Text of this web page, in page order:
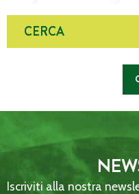
CERCA
Iscriviti alla nostra